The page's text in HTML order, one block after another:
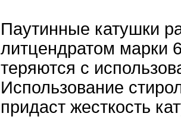
Паутинные катушки
литцендратом марки
теряются с
Использование
придаст жесткость